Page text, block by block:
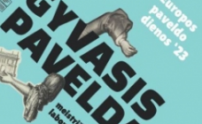
19 20 21 22
23
27 28 29